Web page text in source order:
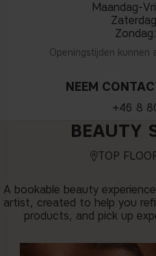
Maandag-
Openingstijden
NEEM
+46 8
BEAUTY
TOP
A bookable beauty
artist, created to help you
products, and pick up